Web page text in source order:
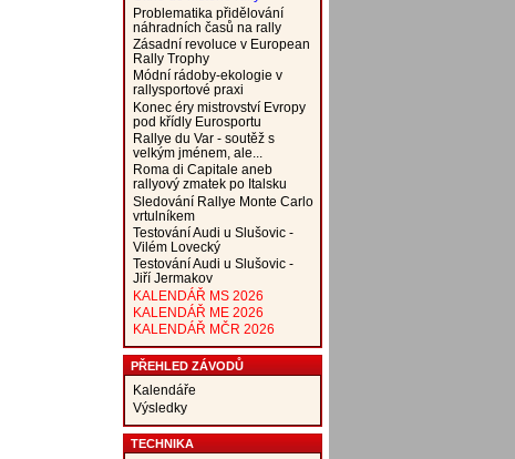
Problematika přidělování
náhradních časů na rally
Zásadní revoluce v European
Rally Trophy
Módní rádoby-ekologie v
rallysportové praxi
Konec éry mistrovství Evropy
pod křídly Eurosportu
Rallye du Var - soutěž s
velkým jménem, ale...
Roma di Capitale aneb
rallyový zmatek po Italsku
Sledování Rallye Monte Carlo
vrtulníkem
Testování Audi u Slušovic -
Vilém Lovecký
Testování Audi u Slušovic -
Jiří Jermakov
KALENDÁŘ MS 2026
KALENDÁŘ ME 2026
KALENDÁŘ MČR 2026
PŘEHLED ZÁVODŮ
Kalendáře
Výsledky
TECHNIKA